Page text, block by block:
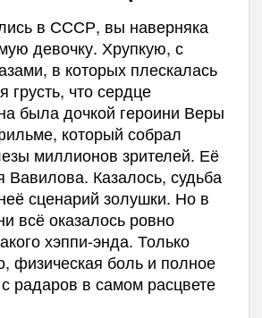
в СССР, вы наверняка
девочку. Хрупкую, с
в которых плескалась
грусть, что сердце
была дочкой героини Веры
который собрал
миллионов зрителей. Её
Вавилова. Казалось, судьба
сценарий золушки. Но в
всё оказалось ровно
хэппи-энда. Только
физическая боль и полное
радаров в самом расцвете